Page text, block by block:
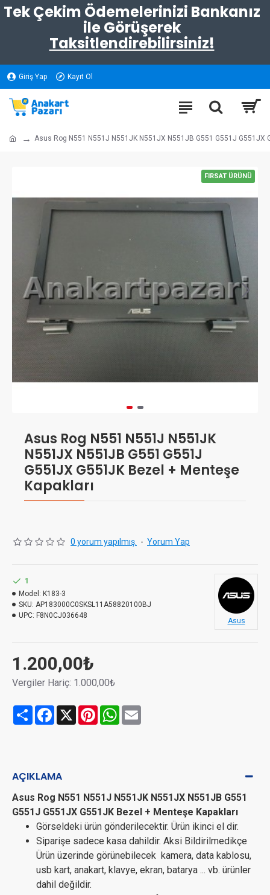
Tek Çekim Ödemelerinizi Bankanız
ile Görüşerek
Taksitlendirebilirsiniz!
Giriş Yap Kayıt Ol
Asus Rog N551 N551J N551JK N551JX N551JB G551 G551J G551JX
FIRSAT ÜRÜNÜ
Asus Rog N551 N551J N551JK
N551JX N551JB G551 G551J
G551JX G551JK Bezel + Menteşe
Kapakları
0 yorum yapılmış. - Yorum Yap
1.200,00₺
Vergiler Hariç: 1.000,00₺
1
Model: K183-3
SKU: AP183000C0SKSL11A58820100BJ
UPC: F8N0CJ036648
Asus
Share Facebook
X PinterestWhatsApp
AÇIKLAMA
Asus Rog N551 N551J N551JK N551JX N551JB G551
G551J G551JX G551JK Bezel + Menteşe Kapakları
Görseldeki ürün gönderilecektir. Ürün ikinci el dir.
Siparişe sadece kasa dahildir. Aksi Bildirilmedikçe
Ürün üzerinde görünebilecek kamera, data kablosu,
usb kart, anakart, klavye, ekran, batarya ... vb. ürünler
dahil değildir.